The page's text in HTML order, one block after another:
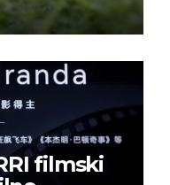
filmski